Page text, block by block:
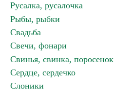
Русалка, русалочка
Рыбы, рыбки
Свадьба
Свечи, фонари
Свинья, свинка, поросенок
Сердце, сердечко
Слоники